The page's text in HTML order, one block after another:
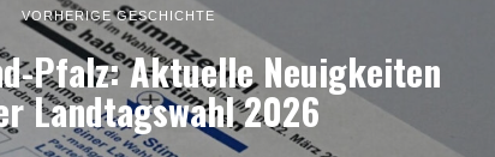
VORHERIGE GESCHICHTE
Pfalz: Aktuelle Neuigkeiten
Landtagswahl 2026